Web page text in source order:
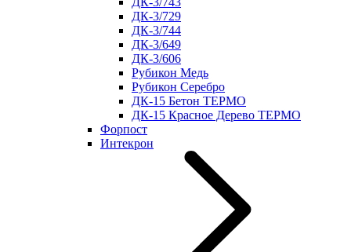
ДК-3/729
ДК-3/744
ДК-3/649
ДК-3/606
Рубикон Медь
Рубикон Серебро
ДК-15 Бетон ТЕРМО
ДК-15 Красное Дерево ТЕРМО
Форпост
Интекрон